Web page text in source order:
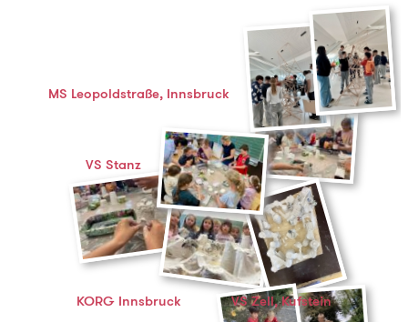
MS Leopoldstraße, Innsbruck
VS Stanz
KORG Innsbruck VS Zell, Kufstein